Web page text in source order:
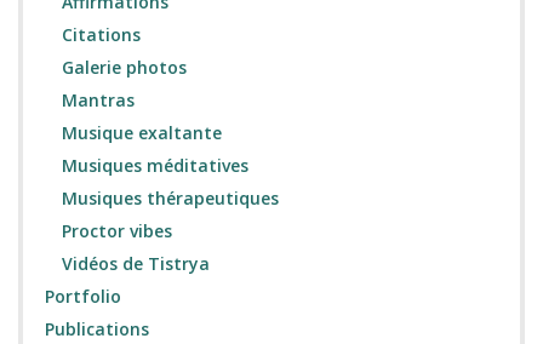
Citations
Galerie photos
Mantras
Musique exaltante
Musiques méditatives
Musiques thérapeutiques
Proctor vibes
Vidéos de Tistrya
Portfolio
Publications